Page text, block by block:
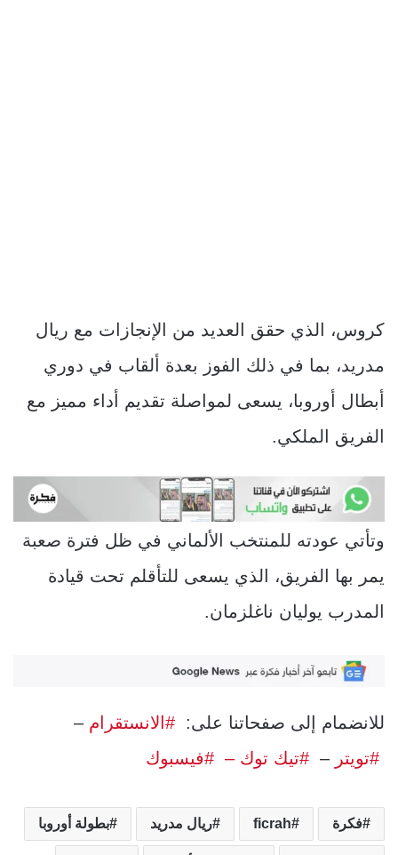
كروس، الذي حقق العديد من الإنجازات مع ريال
مدريد، بما في ذلك الفوز بعدة ألقاب في دوري
أبطال أوروبا، يسعى لمواصلة تقديم أداء مميز مع
الفريق الملكي.
وتأتي عودته للمنتخب الألماني في ظل فترة صعبة
يمر بها الفريق، الذي يسعى للتأقلم تحت قيادة
المدرب يوليان ناغلزمان.
للانضمام إلى صفحاتنا على: #الانستقرام –
#تويتر – #تيك توك – #فيسبوك
فكرة ficrah ريال مدريد بطولة أوروبا